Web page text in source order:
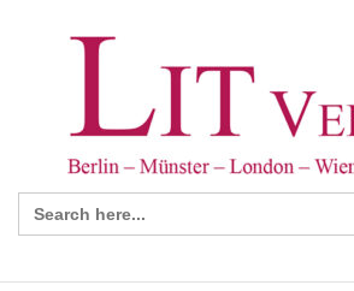
Search
for: